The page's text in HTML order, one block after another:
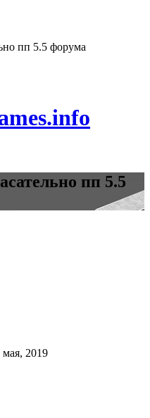
пп 5.5 форума
пп 5.5
мая, 2019